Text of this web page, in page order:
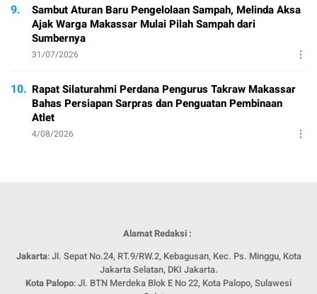
9.
Sambut Aturan Baru Pengelolaan Sampah, Melinda Aksa
Ajak Warga Makassar Mulai Pilah Sampah dari
Sumbernya
31/07/2026
10. Rapat Silaturahmi Perdana Pengurus Takraw Makassar
Bahas Persiapan Sarpras dan Penguatan Pembinaan
Atlet
4/08/2026
Alamat Redaksi :
Jakarta: Jl. Sepat No.24, RT.9/RW.2, Kebagusan, Kec. Ps. Minggu, Kota
Jakarta Selatan, DKI Jakarta.
Kota Palopo: Jl. BTN Merdeka Blok E No 22, Kota Palopo, Sulawesi